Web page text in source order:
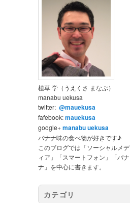
植草 学（うえくさ まなぶ）
manabu uekusa
twitter: @mauekusa
fafebook:mauekusa
google+manabu uekusa
バナナ味の食べ物が好きです♪
このブログでは「ソーシャルメデ
ィア」「スマートフォン」「バナ
ナ」を中心に書きます。
カテゴリ